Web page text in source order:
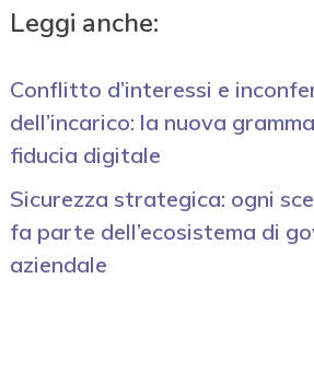
Leggi anche:
Conflitto d’interessi e
dell’incarico: la nuova
fiducia digitale
Sicurezza strategica: ogni
fa parte dell’ecosistema di
aziendale